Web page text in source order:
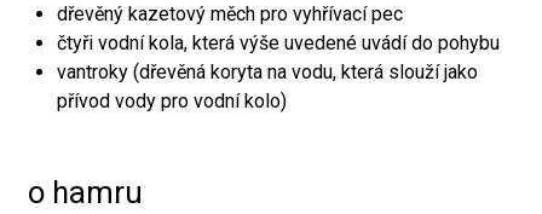
dřevěný kazetový měch pro vyhřívací pec
čtyři vodní kola, která výše uvedené uvádí do pohybu
vantroky (dřevěná koryta na vodu, která slouží jako
přívod vody pro vodní kolo)
o hamru